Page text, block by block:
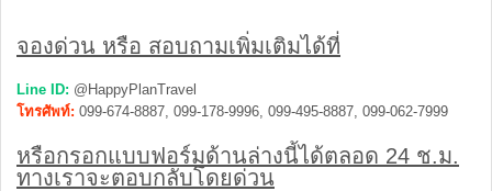
จองด่วน หรือ สอบถามเพิ่มเติมได้ที่
Line ID: @HappyPlanTravel
โทรศัพท์: 099-674-8887, 099-178-9996, 099-495-8887, 099-062-7999
หรือกรอกแบบฟอร์มด้านล่างนี้ได้ตลอด 24 ช.ม.
ทางเราจะตอบกลับโดยด่วน